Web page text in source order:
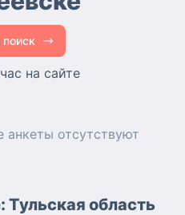
поиск
на сайте
анкеты отсутствуют
Тульская область